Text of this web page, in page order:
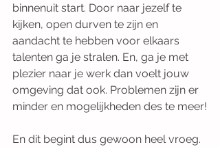
binnenuit start. Door naar jezelf te
kijken, open durven te zijn en
aandacht te hebben voor elkaars
talenten ga je stralen. En, ga je met
plezier naar je werk dan voelt jouw
omgeving dat ook. Problemen zijn er
minder en mogelijkheden des te meer!
En dit begint dus gewoon heel vroeg.